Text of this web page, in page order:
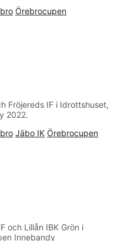
Örebrocupen
Fröjereds IF i Idrottshuset,
2022.
Jäbo IK Örebrocupen
och Lillån IBK Grön i
Innebandy